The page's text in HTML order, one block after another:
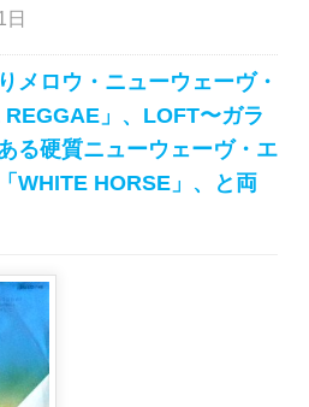
メロウ・ニューウェーヴ・
」、LOFT〜ガラ
る硬質ニューウェーヴ・エ
WHITE HORSE」、と両